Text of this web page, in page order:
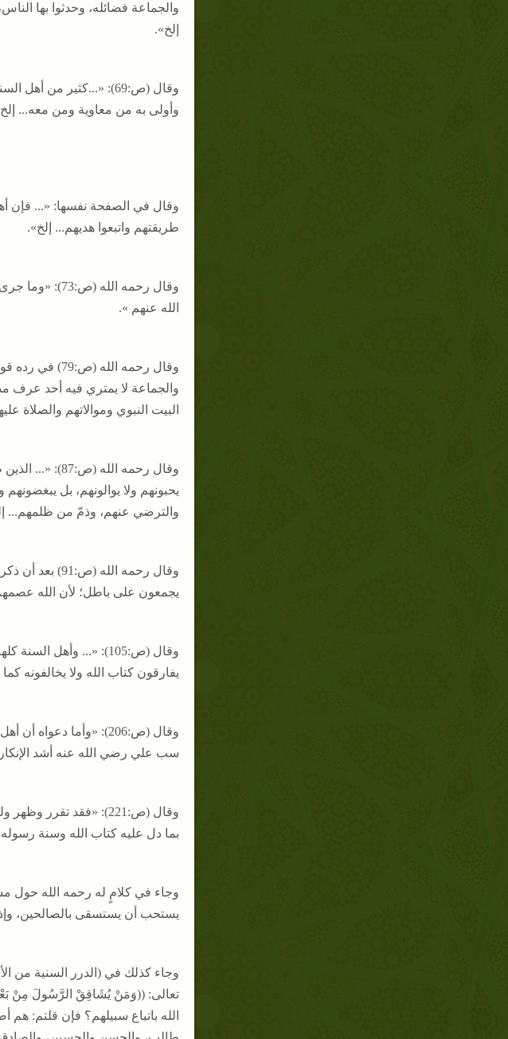
والجماعة فضائله، وحدثوا بها
إلخ».
وقال (ص:69): «...كثير
وأولى به من معاوية ومن معه...
وقال في الصفحة نفسها: «... فإن
طريقتهم واتبعوا هديهم... إلخ».
وقال رحمه
الله عنهم ».
وقال رحمه
والجماعة لا يمتري فيه أحد عرف
البيت النبوي وموالاتهم والصلاة
وقال رحمه
يحبونهم ولا يوالونهم، بل
والترضي عنهم، وذمّ من ظلمهم...
وقال رحمه
يجمعون على باطل؛ لأن الله
وقال (ص:105): «... وأهل
يفارقون كتاب الله ولا يخالفونه
وقال (ص:206): «وأما
سب علي رضي الله عنه أشد
وقال (ص:221): «فقد
بما دل عليه كتاب الله وسنة
يستحب أن يستسقى بالصالحين،
الله باتباع سبيلهم؟ فإن قلتم: